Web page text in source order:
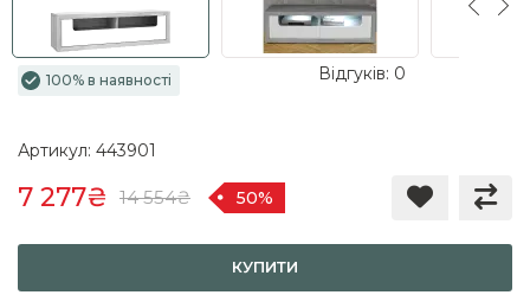
100% в наявності Відгуків: 0
Артикул: 443901
7 277₴ 14 554₴ 50%
КУПИТИ